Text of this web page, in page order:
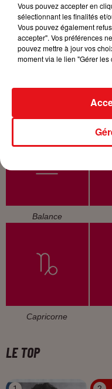
Bélier
Balance
Capricorne
LE TOP
Vous pouvez accepter en
sélectionnant les finalités et/
Vous pouvez également
accepter". Vos préférences
pouvez mettre à jour vos
moment via le lien "Gérer